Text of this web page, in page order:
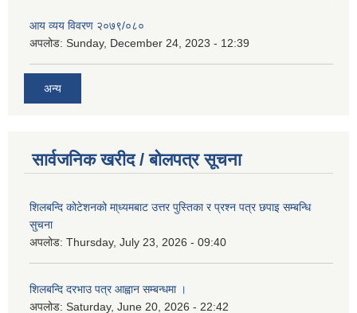
आय व्यय विवरण २०७९/०८०
अपलोड: Sunday, December 24, 2023 - 12:39
अन्य
सार्वजनिक खरीद / बोलपत्र सूचना
शिलबन्दि कोटेशनको मा्ध्यमबाट उत्तर पुस्तिका र प्रश्न पत्र छपाइ सम्बन्धि
सुचना
अपलोड: Thursday, July 23, 2026 - 09:40
शिलबन्दि दरभाउ पत्र आह्वान सम्बन्धमा ।
अपलोड: Saturday, June 20, 2026 - 22:42